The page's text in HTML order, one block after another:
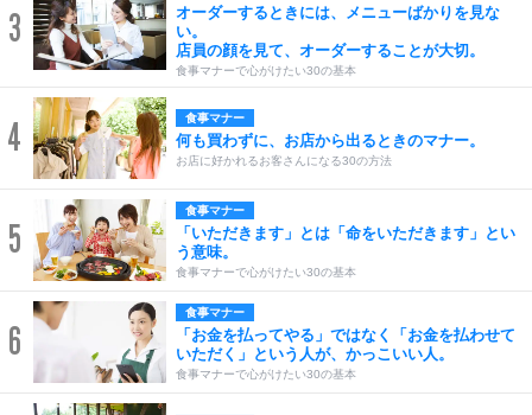
3
オーダーするときには、メニューばかりを見な
い。
店員の顔を見て、オーダーすることが大切。
食事マナーで心がけたい30の基本
4 食事マナー
何も買わずに、お店から出るときのマナー。
お店に好かれるお客さんになる30の方法
5
食事マナー
「いただきます」とは「命をいただきます」とい
う意味。
食事マナーで心がけたい30の基本
6
食事マナー
「お金を払ってやる」ではなく「お金を払わせて
いただく」という人が、かっこいい人。
食事マナーで心がけたい30の基本